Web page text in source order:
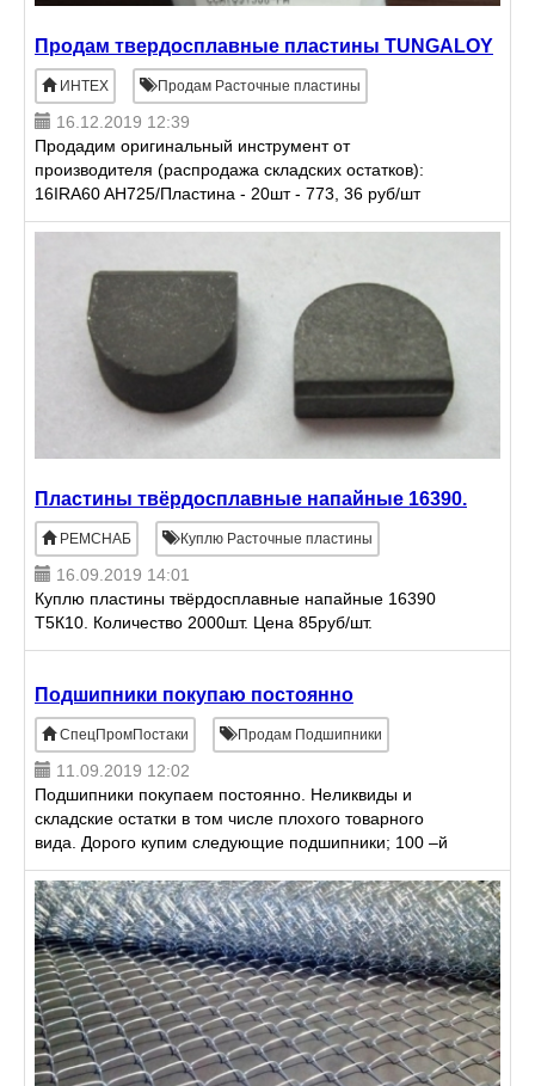
Продам твердосплавные пластины TUNGALOY
ИНТЕХ Продам Расточные пластины
16.12.2019 12:39
Продадим оригинальный инструмент от
производителя (распродажа складских остатков):
16IRA60 AH725/Пластина - 20шт - 773, 36 руб/шт
ASMT11T304PDPR-MS AH130/Пластина - 40шт - 640,
Пластины твёрдосплавные напайные 16390.
РЕМСНАБ Куплю Расточные пластины
16.09.2019 14:01
Куплю пластины твёрдосплавные напайные 16390
Т5К10. Количество 2000шт. Цена 85руб/шт.
Подшипники покупаю постоянно
СпецПромПостаки Продам Подшипники
11.09.2019 12:02
Подшипники покупаем постоянно. Неликвиды и
складские остатки в том числе плохого товарного
вида. Дорого купим следующие подшипники; 100 –й
200-й 300-й 400-й серии, отечественные и
импортные. NN3016. N